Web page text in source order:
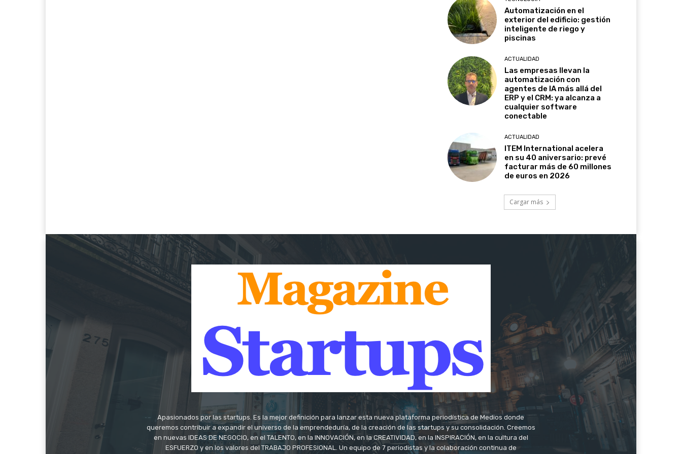
Automatización en el
exterior del edificio: gestión
inteligente de riego y
piscinas
ACTUALIDAD
Las empresas llevan la
automatización con
agentes de IA más allá del
ERP y el CRM: ya alcanza a
cualquier software
conectable
ACTUALIDAD
ITEM International acelera
en su 40 aniversario: prevé
facturar más de 60 millones
de euros en 2026
Cargar más
Apasionados por las startups. Es la mejor definición para lanzar esta nueva plataforma periodística de Medios donde
queremos contribuir a expandir el universo de la emprendeduría, de la creación de las startups y su consolidación. Creemos
en nuevas IDEAS DE NEGOCIO, en el TALENTO, en la INNOVACIÓN, en la CREATIVIDAD, en la INSPIRACIÓN, en la cultura del
ESFUERZO y en los valores del TRABAJO PROFESIONAL. Un equipo de 7 periodistas y la colaboración continua de